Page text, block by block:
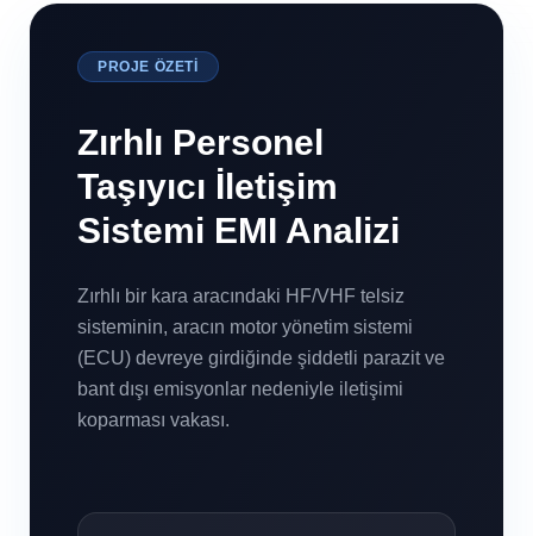
PROJE ÖZETI
Zırhlı Personel
Taşıyıcı İletişim
Sistemi EMI Analizi
Zırhlı bir kara aracındaki HF/VHF telsiz
sisteminin, aracın motor yönetim sistemi
(ECU) devreye girdiğinde şiddetli parazit ve
bant dışı emisyonlar nedeniyle iletişimi
koparması vakası.